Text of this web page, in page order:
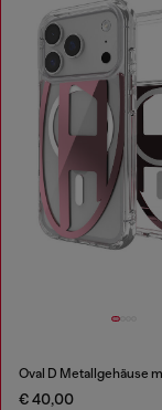
€ 40,00